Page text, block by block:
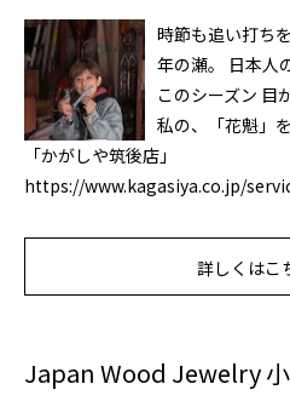
時節も追い打ち
年の瀬。 日本人
このシーズン 目
私の、「花魁」
「かがしや筑後店」
https://www.kagasiya.co.jp/
詳しくはこ
Japan Wood Jewelry